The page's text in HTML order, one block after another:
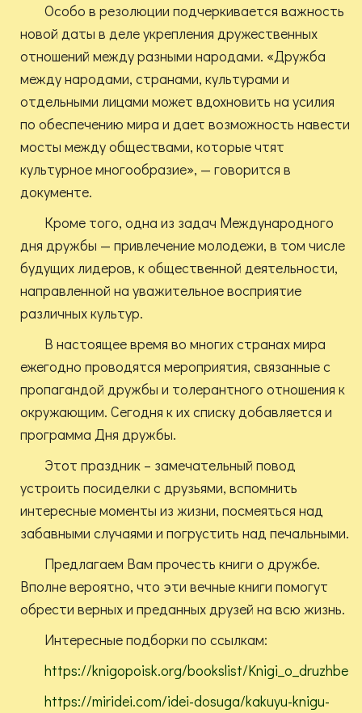
Особо в резолюции подчеркивается важность
новой даты в деле укрепления дружественных
отношений между разными народами. «Дружба
между народами, странами, культурами и
отдельными лицами может вдохновить на усилия
по обеспечению мира и дает возможность навести
мосты между обществами, которые чтят
культурное многообразие», — говорится в
документе.
Кроме того, одна из задач Международного
дня дружбы — привлечение молодежи, в том числе
будущих лидеров, к общественной деятельности,
направленной на уважительное восприятие
различных культур.
В настоящее время во многих странах мира
ежегодно проводятся мероприятия, связанные с
пропагандой дружбы и толерантного отношения к
окружающим. Сегодня к их списку добавляется и
программа Дня дружбы.
Этот праздник – замечательный повод
устроить посиделки с друзьями, вспомнить
интересные моменты из жизни, посмеяться над
забавными случаями и погрустить над печальными.
Предлагаем Вам прочесть книги о дружбе.
Вполне вероятно, что эти вечные книги помогут
обрести верных и преданных друзей на всю жизнь.
Интересные подборки по ссылкам:
https://knigopoisk.org/bookslist/Knigi_o_druzhbe
https://miridei.com/idei-dosuga/kakuyu-knigu-